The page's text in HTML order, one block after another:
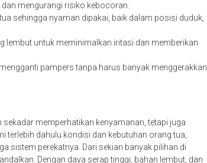
mengurangi risiko kebocoran.
sehingga nyaman dipakai, baik dalam posisi duduk,
lembut untuk meminimalkan iritasi dan memberikan
pampers tanpa harus banyak menggerakkan
memperhatikan kenyamanan, tetapi juga
terlebih dahulu kondisi dan kebutuhan orang tua,
sistem perekatnya. Dari sekian banyak pilihan di
Dengan daya serap tinggi, bahan lembut, dan